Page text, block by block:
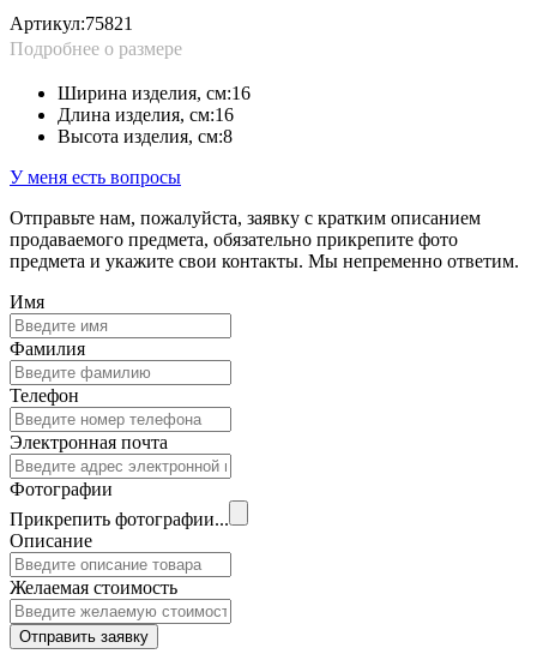
Артикул:75821
Подробнее о размере
Высота изделия, см:8
Длина изделия, см:16
Ширина изделия, см:16
У меня есть вопросы
Отправьте нам, пожалуйста, заявку с кратким описанием
продаваемого предмета, обязательно прикрепите фото
предмета и укажите свои контакты. Мы непременно ответим.
Имя
Фамилия
Телефон
Электронная почта
Фотографии
Прикрепить фотографии...
Описание
Желаемая стоимость
Отправить заявку